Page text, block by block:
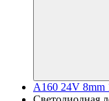
A160 24V 8mm